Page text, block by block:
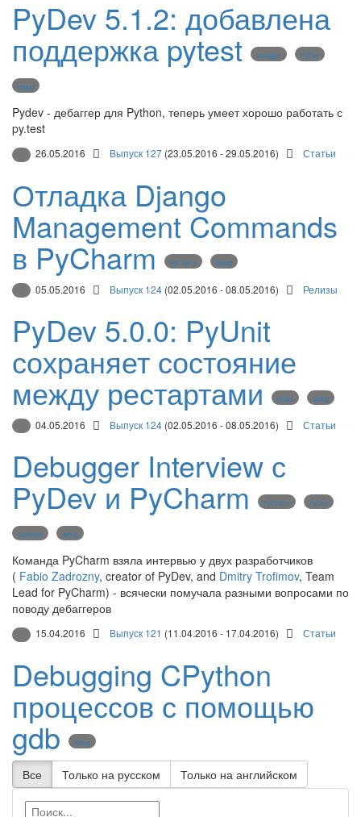
PyDev 5.1.2: добавлена
поддержка pytest debugger PyDev
debug
Pydev - дебаггер для Python, теперь умеет хорошо работать с
py.test
26.05.2016 Выпуск 127 (23.05.2016 - 29.05.2016) Статьи
Отладка Django
Management Commands
в PyCharm PyCharm debug
05.05.2016 Выпуск 124 (02.05.2016 - 08.05.2016) Релизы
PyDev 5.0.0: PyUnit
сохраняет состояние
между рестартами pydev debug
04.05.2016 Выпуск 124 (02.05.2016 - 08.05.2016) Статьи
Debugger Interview с
PyDev и PyCharm PyCharm PyDev
interview debug
Команда PyCharm взяла интервью у двух разработчиков
( Fabio Zadrozny, creator of PyDev, and Dmitry Trofimov, Team
Lead for PyCharm) - всячески помучала разными вопросами по
поводу дебаггеров
15.04.2016 Выпуск 121 (11.04.2016 - 17.04.2016) Статьи
Debugging CPython
процессов с помощью
gdb debug
Все Только на русском Только на английском